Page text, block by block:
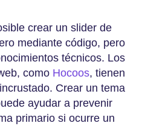
crear un slider de
mediante código, pero
técnicos. Los
como Hocoos, tienen
Crear un tema
ayudar a prevenir
primario si ocurre un